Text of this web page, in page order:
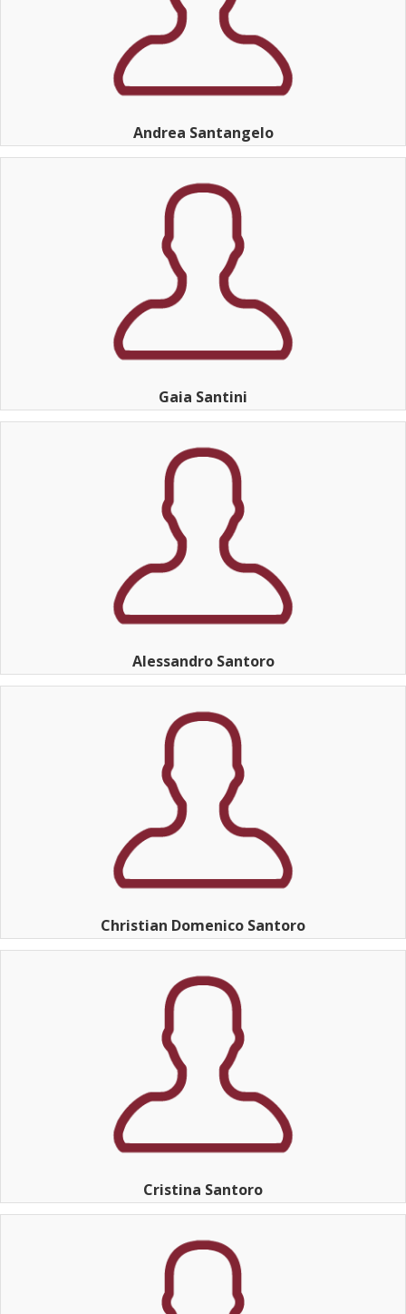
Andrea Santangelo
Gaia Santini
Alessandro Santoro
Christian Domenico Santoro
Cristina Santoro